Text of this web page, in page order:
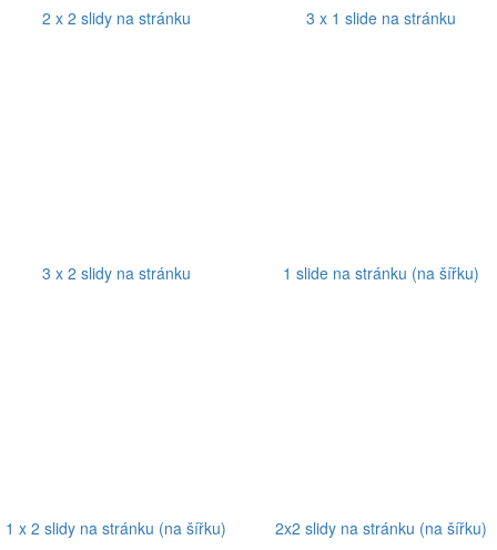
2 x 2 slidy na stránku 3 x 1 slide na stránku
3 x 2 slidy na stránku 1 slide na stránku (na šířku)
1 x 2 slidy na stránku (na šířku) 2x2 slidy na stránku (na šířku)